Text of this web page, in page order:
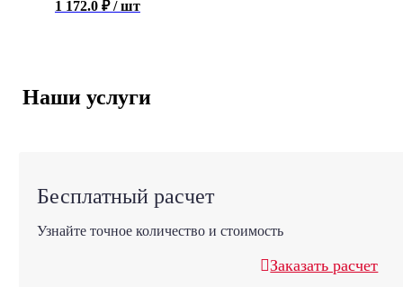
1 172.0 ₽ / шт
Наши услуги
Бесплатный расчет
Узнайте точное количество и стоимость
Заказать расчет